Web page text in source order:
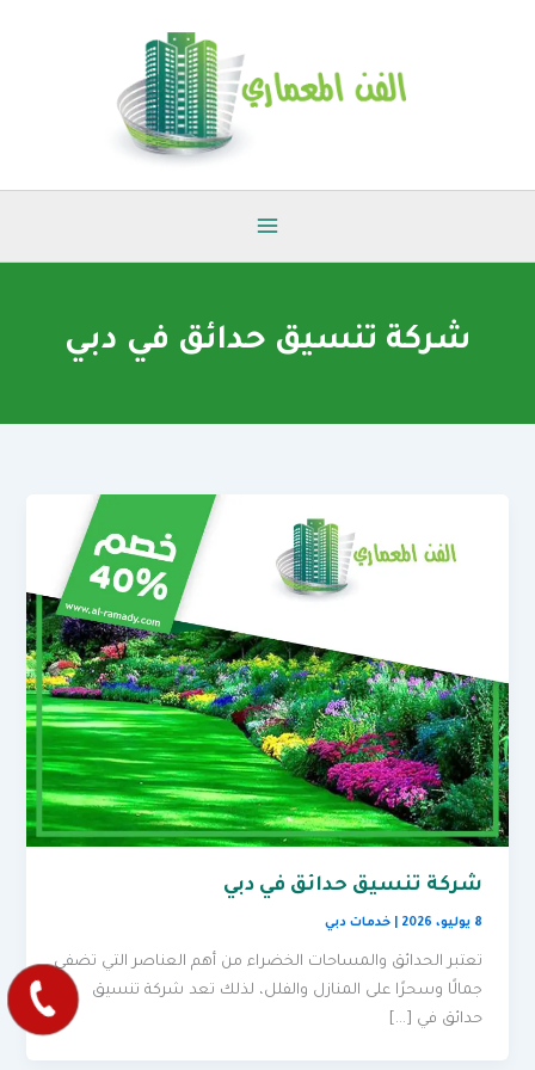
شركة تنسيق حدائق في دبي
شركة تنسيق حدائق في دبي
8 يوليو، 2026 |خدمات دبي
تعتبر الحدائق والمساحات الخضراء من أهم العناصر التي تضفي
جمالًا وسحرًا على المنازل والفلل، لذلك تعد شركة تنسيق
حدائق في […]